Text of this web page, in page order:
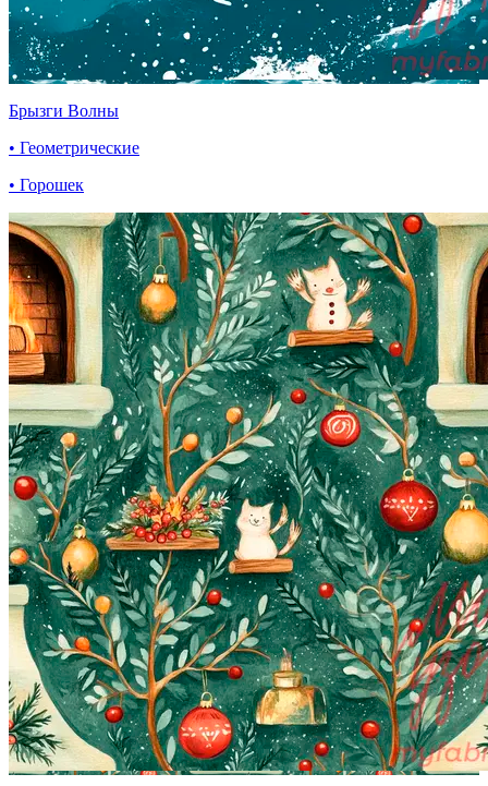
Брызги Волны
• Геометрические
• Горошек